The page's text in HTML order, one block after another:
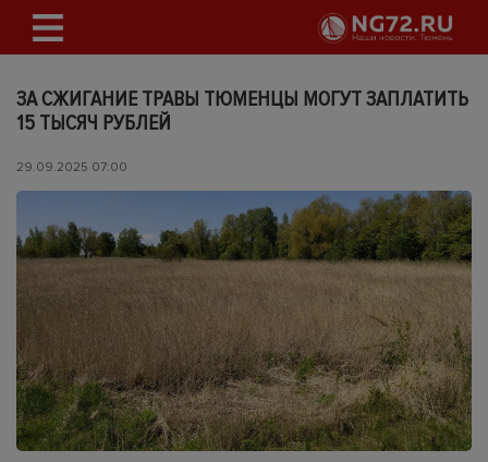
ЗА СЖИГАНИЕ ТРАВЫ ТЮМЕНЦЫ МОГУТ ЗАПЛАТИТЬ
15 ТЫСЯЧ РУБЛЕЙ
29.09.2025 07:00